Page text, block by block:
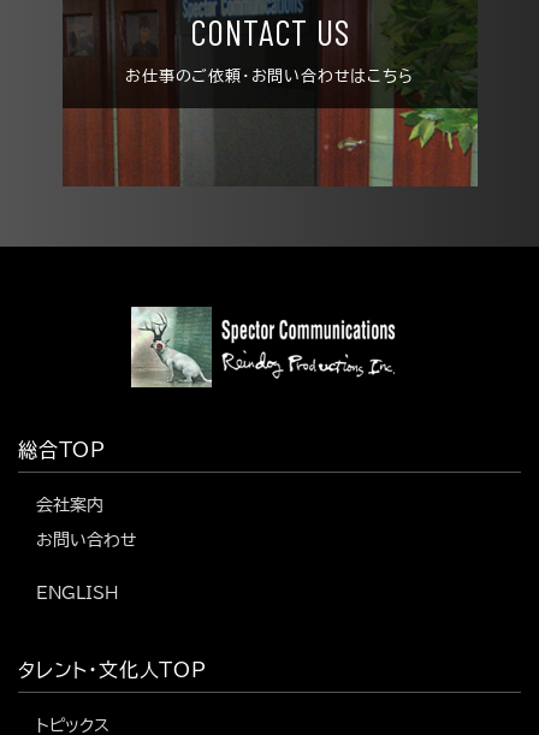
CONTACT US
お仕事のご依頼・お問い合わせは こちら
総合TOP
会社案内
お問い合わせ
ENGLISH
タレント・文化人TOP
トピックス